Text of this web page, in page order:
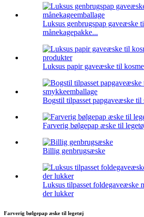
Luksus genbrugspap gaveæske
månekagepakke...
Luksus papir gaveæske til
Bogstil tilpasset papgaveæske til
Farverig bølgepap æske til
Billig genbrugsæske
Luksus tilpasset foldegaveæske
der lukker
Farverig bølgepap æske til legetøj